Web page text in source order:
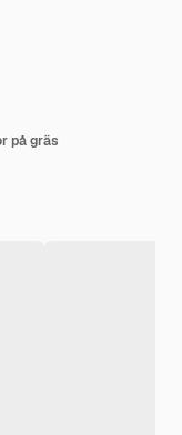
på gräs